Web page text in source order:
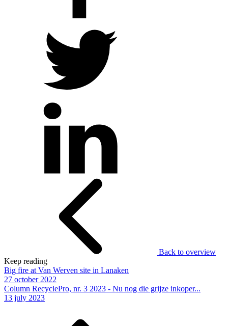
Back to overview
Keep reading
Big fire at Van Werven site in Lanaken
27 october 2022
Column RecyclePro, nr. 3 2023 - Nu nog die grijze inkoper...
13 july 2023